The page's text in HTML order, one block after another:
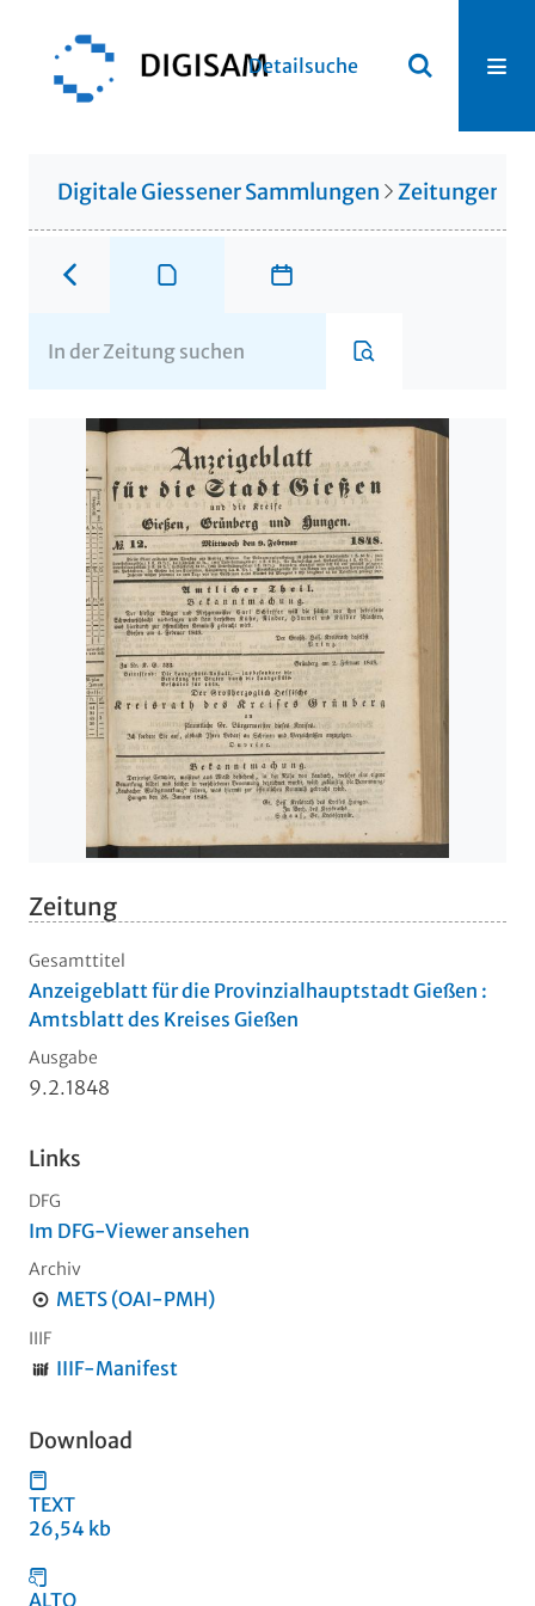
Detailsuche
Digitale Giessener Sammlungen Zeitungen
Zeitung
Gesamttitel
Anzeigeblatt für die Provinzialhauptstadt Gießen :
Amtsblatt des Kreises Gießen
Ausgabe
9.2.1848
Links
DFG
Im DFG-Viewer ansehen
Archiv
METS (OAI-PMH)
IIIF
IIIF-Manifest
Download
TEXT
26,54 kb
ALTO